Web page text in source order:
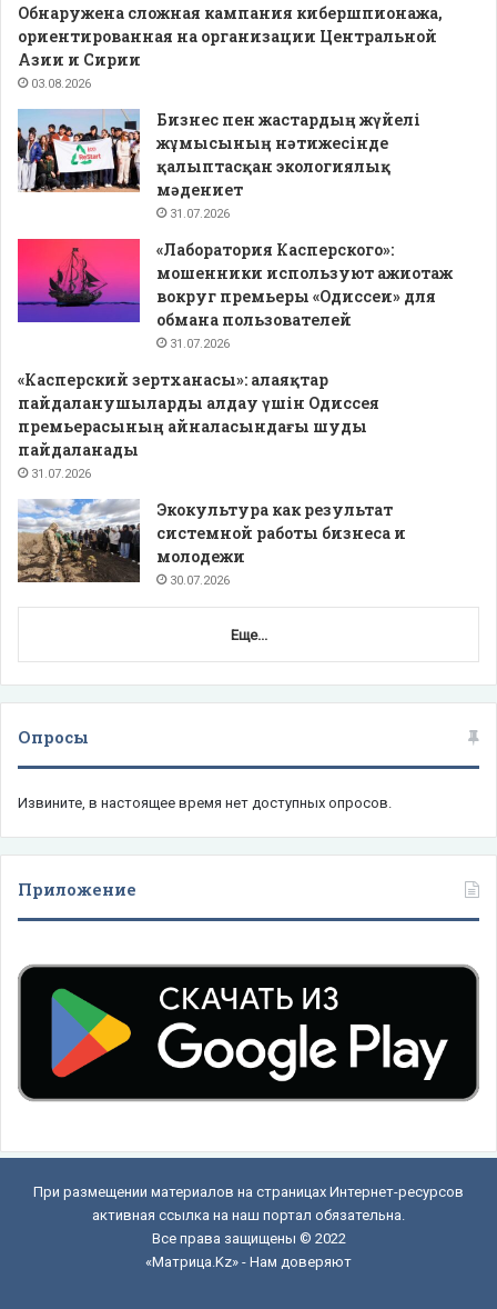
Обнаружена сложная кампания кибершпионажа,
ориентированная на организации Центральной
Азии и Сирии
03.08.2026
Бизнес пен жастардың жүйелі
жұмысының нәтижесінде
қалыптасқан экологиялық
мәдениет
31.07.2026
«Лаборатория Касперского»:
мошенники используют ажиотаж
вокруг премьеры «Одиссеи» для
обмана пользователей
31.07.2026
«Касперский зертханасы»: алаяқтар
пайдаланушыларды алдау үшін Одиссея
премьерасының айналасындағы шуды
пайдаланады
31.07.2026
Экокультура как результат
системной работы бизнеса и
молодежи
30.07.2026
Еще...
Опросы
Извините, в настоящее время нет доступных опросов.
Приложение
При размещении материалов на страницах Интернет-ресурсов
активная ссылка на наш портал обязательна.
Все права защищены © 2022
«Матрица.Kz» - Нам доверяют